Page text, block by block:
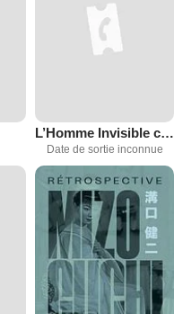
L’Homme Invisible contre la mouche humaine
Date de sortie inconnue